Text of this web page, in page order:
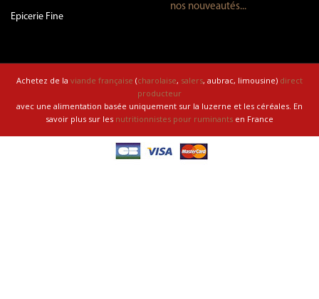
Epicerie Fine
nos nouveautés...
Achetez de la viande française (charolaise, salers, aubrac, limousine) direct
producteur
avec une alimentation basée uniquement sur la luzerne et les céréales. En
savoir plus sur les nutritionnistes pour ruminants en France